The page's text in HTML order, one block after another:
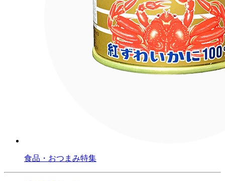
食品・おつまみ特集